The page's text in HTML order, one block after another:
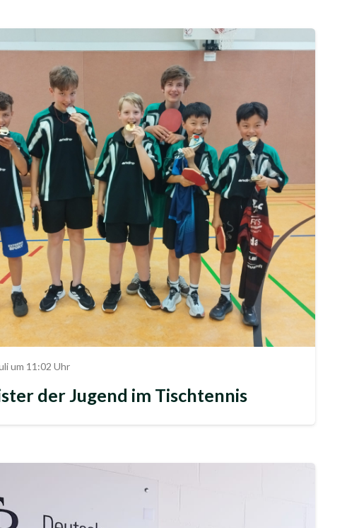
um 11:02 Uhr
der Jugend im Tischtennis